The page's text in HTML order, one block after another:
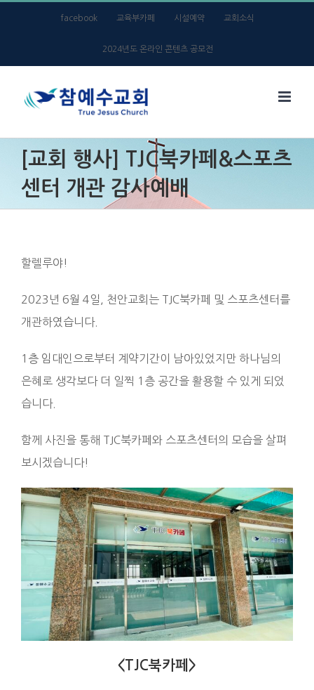
facebook 교육부카페 시설예약 교회소식
2024년도 온라인 콘텐츠 공모전
[교회 행사] TJC북카페&스포츠
센터 개관 감사예배
할렐루야!
2023년 6월 4일, 천안교회는 TJC북카페 및 스포츠센터를
개관하였습니다.
1층 임대인으로부터 계약기간이 남아있었지만 하나님의
은혜로 생각보다 더 일찍 1층 공간을 활용할 수 있게 되었
습니다.
함께 사진을 통해 TJC북카페와 스포츠센터의 모습을 살펴
보시겠습니다!
<TJC북카페>